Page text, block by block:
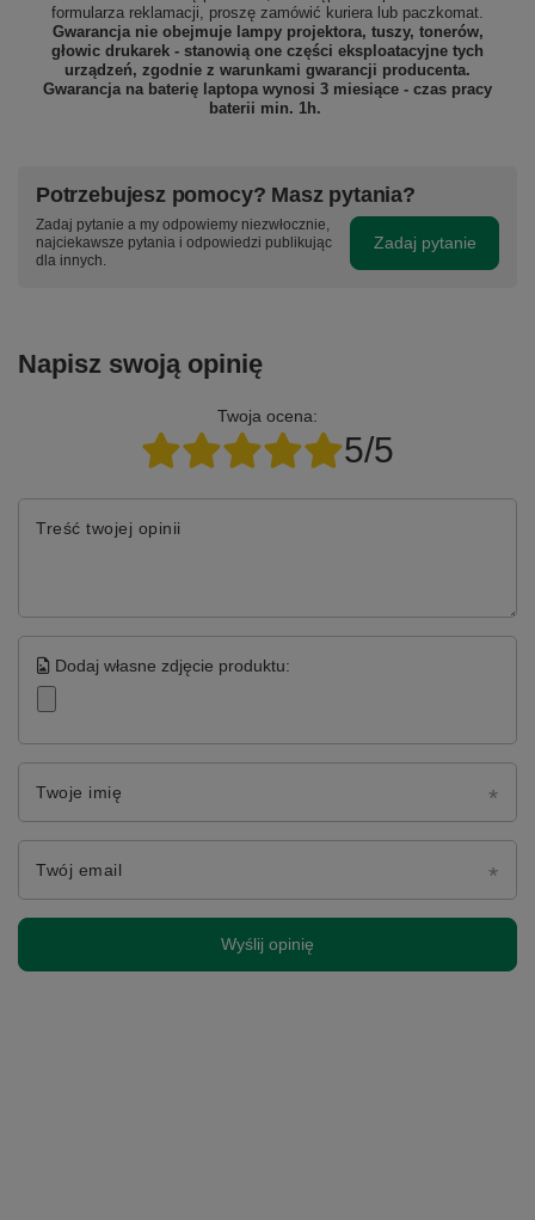
formularza reklamacji, proszę zamówić kuriera lub paczkomat.
Gwarancja nie obejmuje lampy projektora, tuszy, tonerów,
głowic drukarek - stanowią one części eksploatacyjne tych
urządzeń, zgodnie z warunkami gwarancji producenta.
Gwarancja na baterię laptopa wynosi 3 miesiące - czas pracy
baterii min. 1h.
Potrzebujesz pomocy? Masz pytania?
Zadaj pytanie a my odpowiemy niezwłocznie,
najciekawsze pytania i odpowiedzi publikując
dla innych.
Zadaj pytanie
Napisz swoją opinię
Twoja ocena:
5/5
Treść twojej opinii
Dodaj własne zdjęcie produktu:
Twoje imię
Twój email
Wyślij opinię